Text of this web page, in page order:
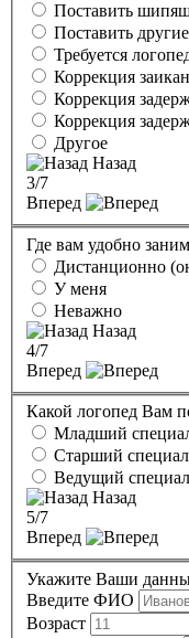
Поставить
Поставить
Требуется
Коррекция
Коррекция
Коррекция
Другое
Назад
3/7
Вперед
Где вам удобно
Дистанционно
У меня
Неважно
Назад
4/7
Вперед
Какой логопед Вам
Младший
Старший
Ведущий
Назад
5/7
Вперед
Укажите Ваши
Введите ФИО
Возраст